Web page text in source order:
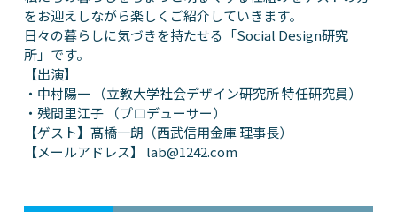
をお迎えしながら楽しくご紹介していきます。
日々の暮らしに気づきを持たせる「Social Design研究
所」です。
【出演】
・中村陽一 （立教大学社会デザイン研究所 特任研究員）
・残間里江子 （プロデューサー）
【ゲスト】髙橋一朗（西武信用金庫 理事長）
【メールアドレス】 lab@1242.com